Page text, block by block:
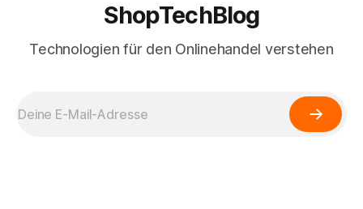
ShopTechBlog
Technologien für den Onlinehandel verstehen